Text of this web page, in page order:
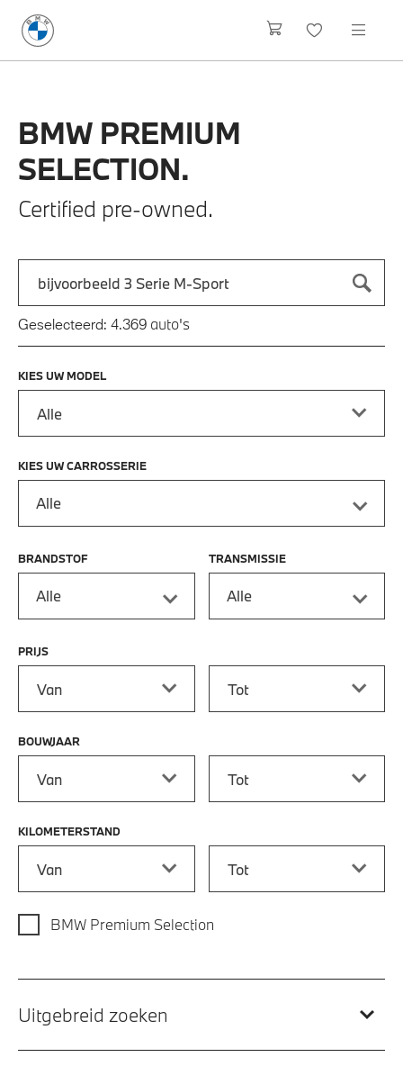
BMW PREMIUM
SELECTION.
Certified pre-owned.
Zoek naar een automodel, bijvoorbeeld 3 Serie M-Sport
Typ een automodel in en druk op enter om te zoeken
Geselecteerd: 4.369 auto's
KIES UW MODEL
KIES UW CARROSSERIE
Alle
BRANDSTOF
Alle
TRANSMISSIE
Alle
PRIJS
BOUWJAAR
KILOMETERSTAND
BMW Premium Selection
Uitgebreid zoeken